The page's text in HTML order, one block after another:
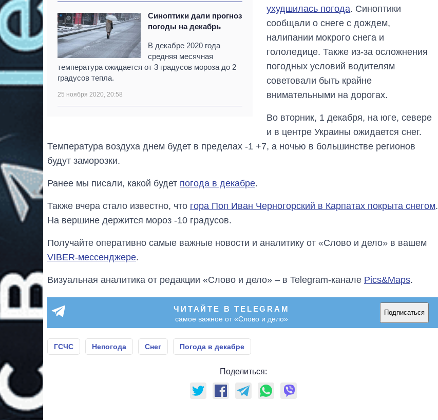
Синоптики дали прогноз
погоды на декабрь
В декабре 2020 года
средняя месячная
температура ожидается от 3 градусов мороза до 2
градусов тепла.
25 ноября 2020, 20:58
ухудшилась погода. Синоптики
сообщали о снеге с дождем,
налипании мокрого снега и
гололедице. Также из-за осложнения
погодных условий водителям
советовали быть крайне
внимательными на дорогах.
Во вторник, 1 декабря, на юге, севере
и в центре Украины ожидается снег.
Температура воздуха днем будет в пределах -1 +7, а ночью в большинстве регионов
будут заморозки.
Ранее мы писали, какой будет погода в декабре.
Также вчера стало известно, что гора Поп Иван Черногорский в Карпатах покрыта снегом.
На вершине держится мороз -10 градусов.
Получайте оперативно самые важные новости и аналитику от «Слово и дело» в вашем
VIBER-мессенджере.
Визуальная аналитика от редакции «Слово и дело» – в Telegram-канале Pics&Maps.
ЧИТАЙТЕ В TELEGRAM
самое важное от «Слово и дело»
Подписаться
ГСЧС Непогода Снег Погода в декабре
Поделиться:
Как изменился
Министерства